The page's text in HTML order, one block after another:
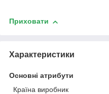
Приховати
Характеристики
Основні атрибути
Країна виробник